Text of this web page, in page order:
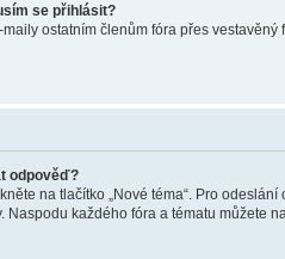
se přihlásit?
ostatním členům fóra přes
odpověď?
na tlačítko „Nové téma“. Pro
každého fóra a tématu můžete